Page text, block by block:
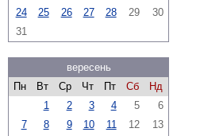
24
25 26 27 28 29
30
31
вересень
Пн
Вт Ср Чт Пт Сб
Нд
1
2 3 4 5
6
7
8 9 10 11 12
13